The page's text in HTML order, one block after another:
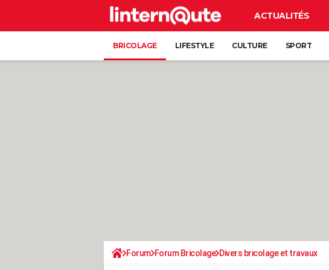
ACTUALITÉS
BRICOLAGE LIFESTYLE CULTURE SPORT
Forum Forum Bricolage Divers bricolage et travaux